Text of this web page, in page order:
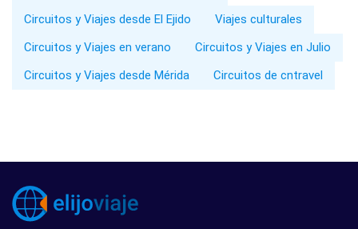
Circuitos y Viajes desde El Ejido
Viajes culturales
Circuitos y Viajes en verano
Circuitos y Viajes en Julio
Circuitos y Viajes desde Mérida
Circuitos de cntravel